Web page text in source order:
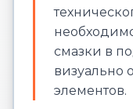
смазки в
визуально
элементов.